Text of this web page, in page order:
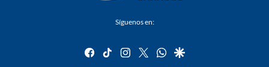
Síguenos en:
facebook
tiktok instagram
twitterwhatsapp
google